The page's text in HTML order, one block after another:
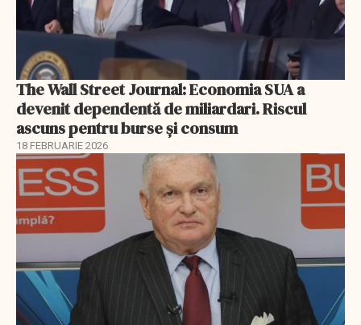
The Wall Street Journal: Economia SUA a
devenit dependentă de miliardari. Riscul
ascuns pentru burse și consum
18 FEBRUARIE 2026
EXCLUSIV